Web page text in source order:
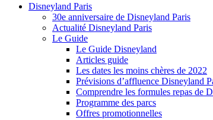
Disneyland Paris
30e anniversaire de Disneyland Paris
Actualité Disneyland Paris
Le Guide
Le Guide Disneyland
Articles guide
Les dates les moins chères de 2022
Prévisions d’affluence Disneyland
Comprendre les formules repas de
Programme des parcs
Offres promotionnelles